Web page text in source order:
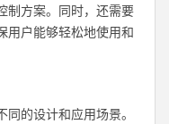
制方案。同时，还需要
用户能够轻松地使用和
的设计和应用场景。